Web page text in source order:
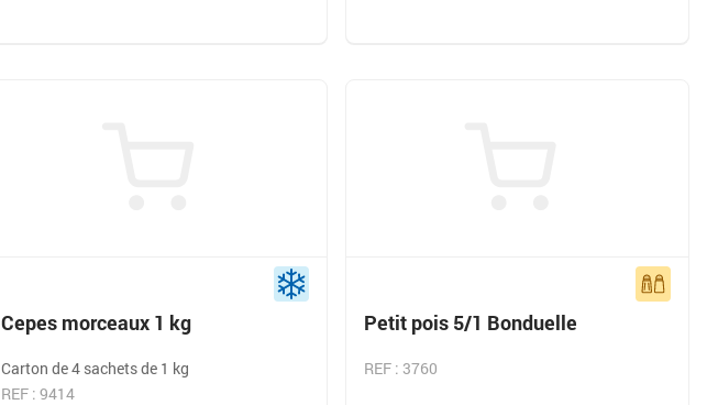
Cepes morceaux 1 kg
Carton de 4 sachets de 1 kg
REF : 9414
Petit pois 5/1 Bonduelle
REF : 3760